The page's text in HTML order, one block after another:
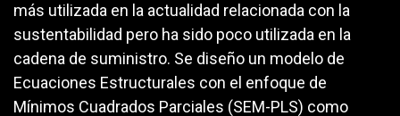
más utilizada en la actualidad relacionada con la
sustentabilidad pero ha sido poco utilizada en la
cadena de suministro. Se diseño un modelo de
Ecuaciones Estructurales con el enfoque de
Mínimos Cuadrados Parciales (SEM-PLS) como